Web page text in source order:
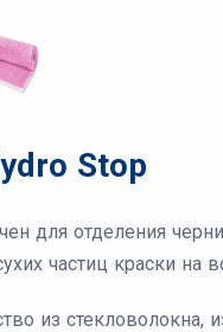
Stop
для отделения
частиц краски на
из стекловолокна,